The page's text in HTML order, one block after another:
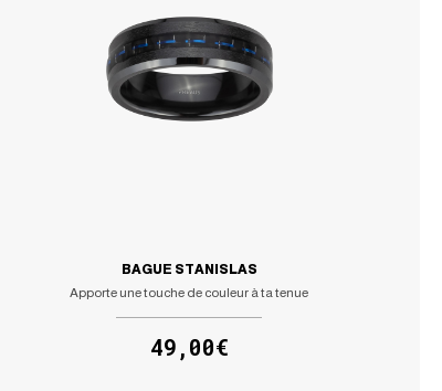
BAGUE STANISLAS
Apporte une touche de couleur à ta tenue
49,00€